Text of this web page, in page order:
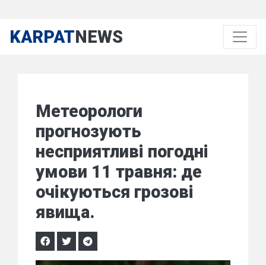
KARPATNEWS
Метеорологи
прогнозують
несприятливі погодні
умови 11 травня: де
очікуються грозові
явища.